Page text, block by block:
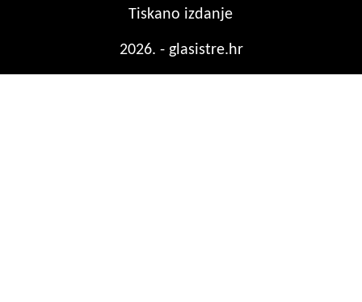
Tiskano izdanje
2026. - glasistre.hr